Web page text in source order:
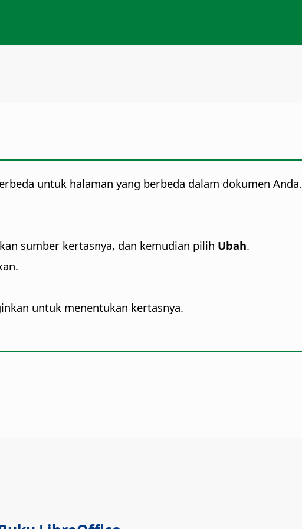
untuk halaman yang berbeda dalam dokumen Anda.
sumber kertasnya, dan kemudian pilih Ubah.
untuk menentukan kertasnya.